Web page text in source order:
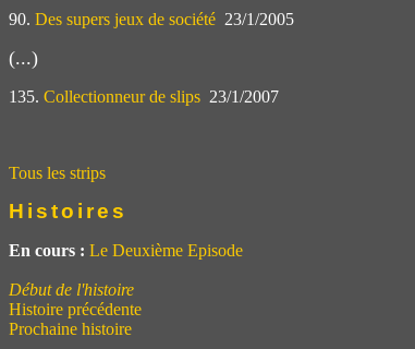
90. Des supers jeux de société 23/1/2005
(...)
135. Collectionneur de slips 23/1/2007
Tous les strips
Histoires
En cours : Le Deuxième Episode
Début de l'histoire
Histoire précédente
Prochaine histoire